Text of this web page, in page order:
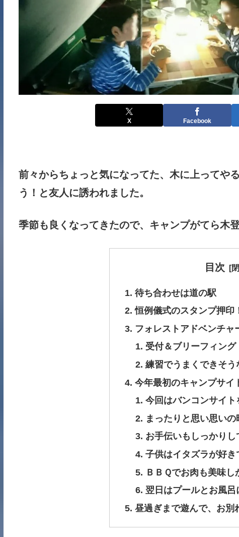
X Facebook
前々からちょっと気になってた、木に上ってや
う！と友人に誘われました。
季節も良くなってきたので、キャンプがてら木
目次
待ち合わせは道の駅
恒例儀式のスタンプ押印
フォレストアドベンチャ
受付＆ブリーフィング
練習でうまくできそう
今年最初のキャンプサイ
今回はバンコンサイト
まったりと思い思い
お手伝いもしっかりし
子供はイタズラが好き
ＢＢＱでお肉も美味
翌日はプールとお風呂
昼過ぎまで遊んで、お別